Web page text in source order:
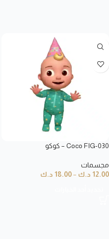
Coco FIG-030 – كوكو
مجسمات
12.00 د.ك –
18.00 د.ك